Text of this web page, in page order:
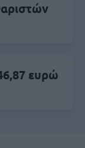
ευρώ